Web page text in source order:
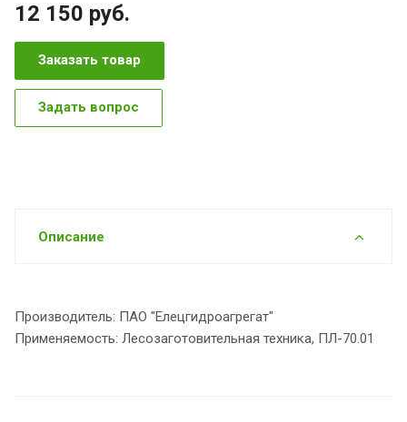
12 150 руб.
Заказать товар
Задать вопрос
Описание
Производитель: ПАО "Елецгидроагрегат"
Применяемость: Лесозаготовительная техника, ПЛ-70.01